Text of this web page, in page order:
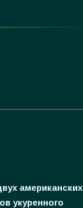
американских
укуренного